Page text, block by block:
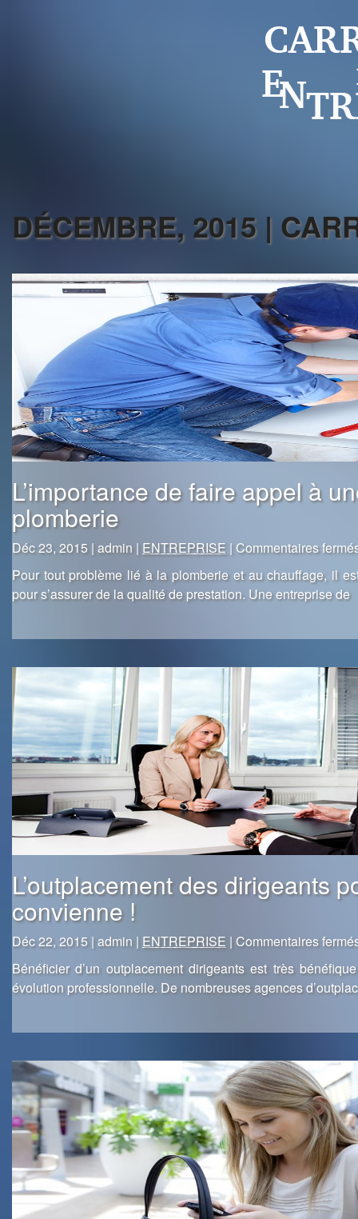
DÉCEMBRE, 2015 |
L’importance de faire appel à
plomberie
Déc 23, 2015 | admin | ENTREPRISE | Commentaires
Pour tout problème lié à la plomberie et au chauffage, il
pour s’assurer de la qualité de prestation. Une entreprise de
L’outplacement des dirigeants
convienne !
Déc 22, 2015 | admin | ENTREPRISE | Commentaires
Bénéficier d’un outplacement dirigeants est très
évolution professionnelle. De nombreuses agences